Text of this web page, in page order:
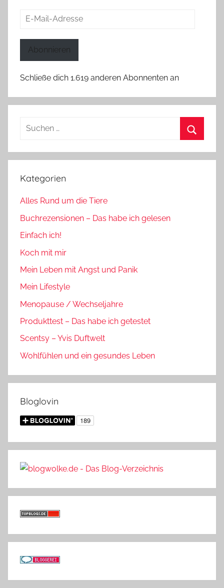
E-
Abonnieren
Schließe dich 1.619 anderen Abonnenten an
Suchen
Kategorien
Alles Rund um die Tiere
Buchrezensionen – Das habe ich gelesen
Einfach ich!
Koch mit mir
Mein Leben mit Angst und Panik
Mein Lifestyle
Menopause / Wechseljahre
Produkttest – Das habe ich getestet
Scentsy – Yvis Duftwelt
Wohlfühlen und ein gesundes Leben
Bloglovin